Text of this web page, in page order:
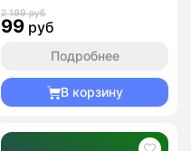
2 199 руб
99 руб
Подробнее
В корзину